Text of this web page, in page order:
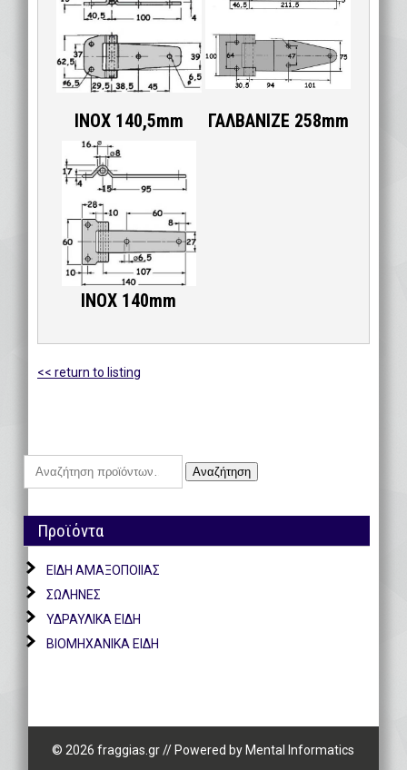
ΙΝΟΧ 140,5mm ΓΑΛΒΑΝΙΖΕ 258mm
ΙΝΟΧ 140mm
<< return to listing
Αναζήτηση
Αναζήτηση
Προϊόντα
ΕΙΔΗ ΑΜΑΞΟΠΟΙΙΑΣ
ΣΩΛΗΝΕΣ
ΥΔΡΑΥΛΙΚΑ ΕΙΔΗ
ΒΙΟΜΗΧΑΝΙΚΑ ΕΙΔΗ
© 2026 fraggias.gr// Powered by Mental Informatics